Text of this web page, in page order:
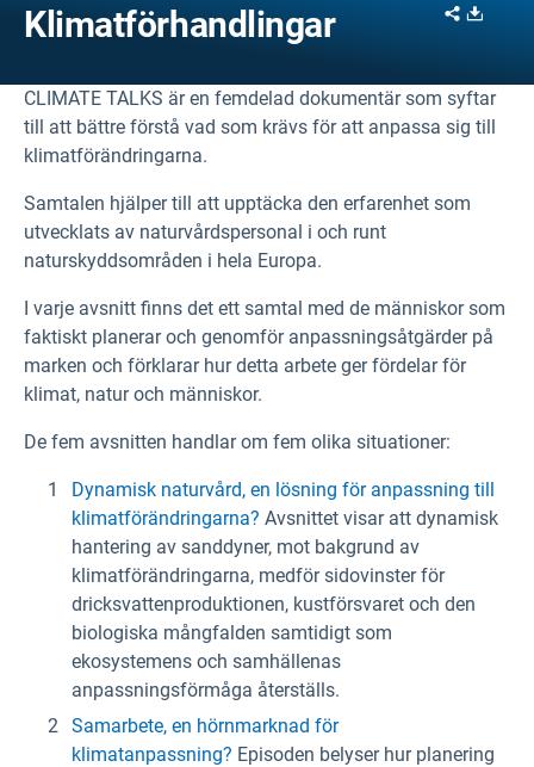
Klimatförhandlingar Share
CLIMATE TALKS är en femdelad dokumentär som syftar
till att bättre förstå vad som krävs för att anpassa sig till
klimatförändringarna.
Samtalen hjälper till att upptäcka den erfarenhet som
utvecklats av naturvårdspersonal i och runt
naturskyddsområden i hela Europa.
I varje avsnitt finns det ett samtal med de människor som
faktiskt planerar och genomför anpassningsåtgärder på
marken och förklarar hur detta arbete ger fördelar för
klimat, natur och människor.
De fem avsnitten handlar om fem olika situationer:
Dynamisk naturvård, en lösning för anpassning till
klimatförändringarna? Avsnittet visar att dynamisk
hantering av sanddyner, mot bakgrund av
klimatförändringarna, medför sidovinster för
dricksvattenproduktionen, kustförsvaret och den
biologiska mångfalden samtidigt som
ekosystemens och samhällenas
anpassningsförmåga återställs.
Samarbete, en hörnmarknad för
klimatanpassning? Episoden belyser hur planering